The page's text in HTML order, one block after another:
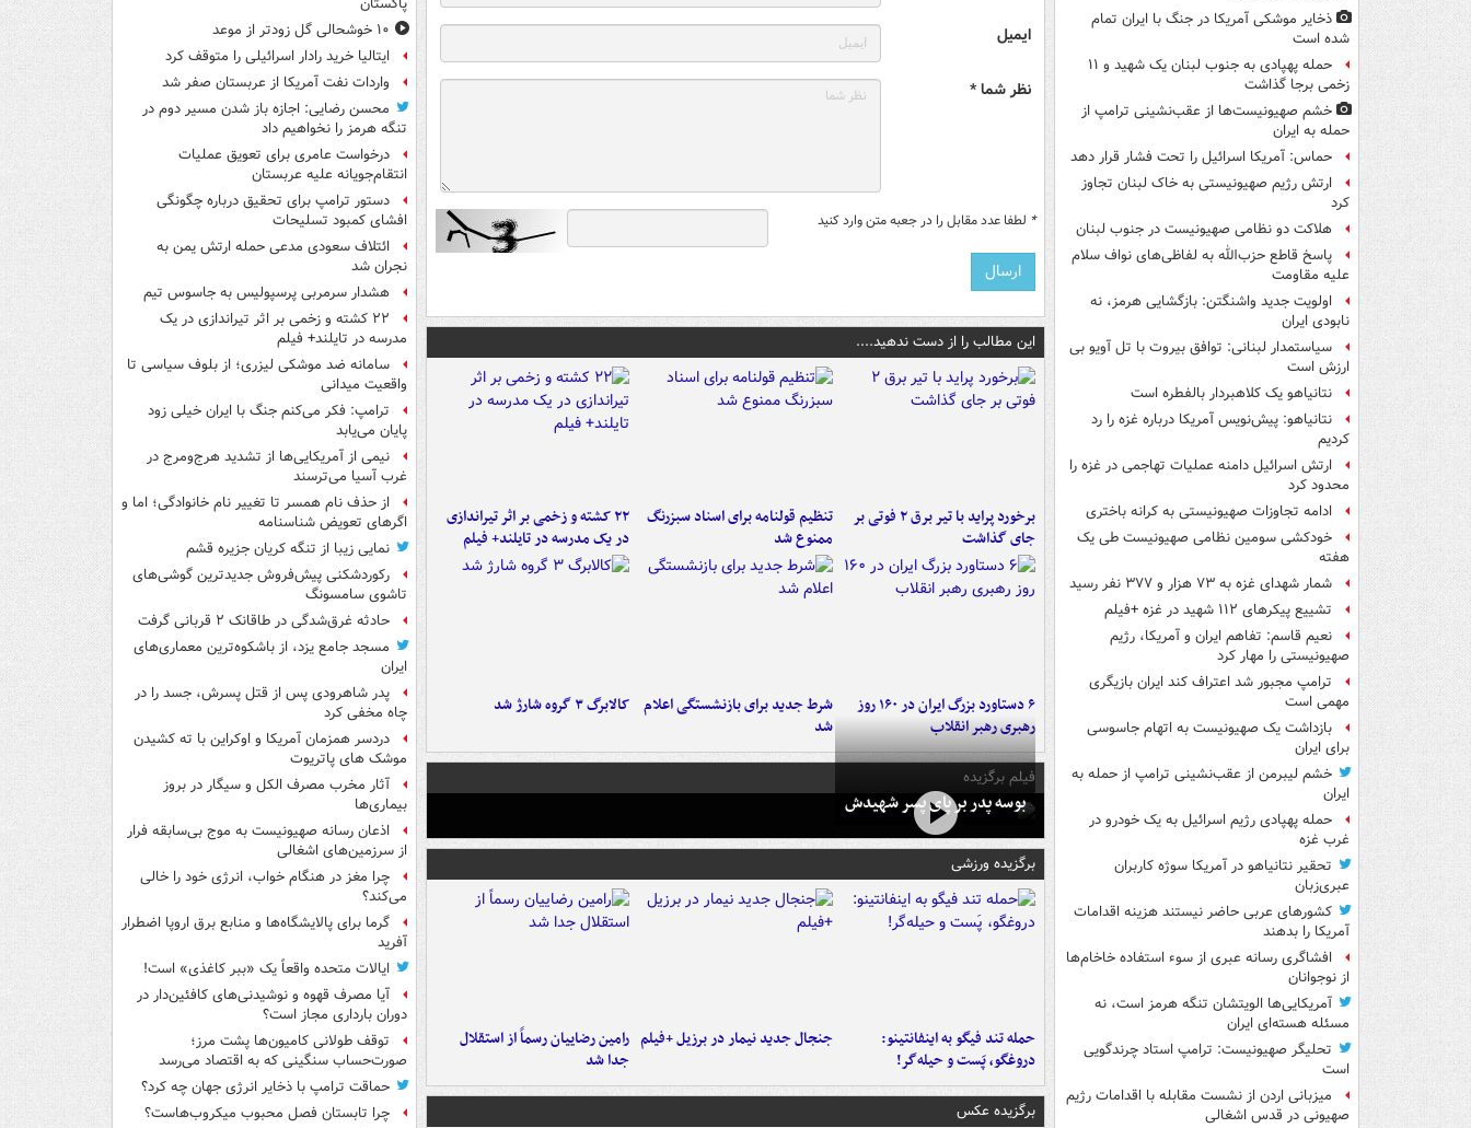
ذخایر موشکی آمریکا در جنگ با ایران تمام
شده است
حمله پهپادی به جنوب لبنان یک شهید و ۱۱
زخمی برجا گذاشت
خشم صهیونیست‌ها از عقب‌نشینی ترامپ از
حمله به ایران
حماس: آمریکا اسرائیل را تحت فشار قرار دهد
ارتش رژیم صهیونیستی به خاک لبنان تجاوز
کرد
هلاکت دو نظامی صهیونیست در جنوب لبنان
پاسخ قاطع حزب‌الله به لفاظی‌های نواف سلام
علیه مقاومت
اولویت جدید واشنگتن: بازگشایی هرمز، نه
نابودی ایران
سیاستمدار لبنانی: توافق بیروت با تل آویو بی
ارزش است
نتانیاهو یک کلاهبردار بالفطره است
نتانیاهو: پیش‌نویس آمریکا درباره غزه را رد
کردیم
ارتش اسرائیل دامنه عملیات تهاجمی در غزه را
محدود کرد
ادامه تجاوزات صهیونیستی به کرانه باختری
خودکشی سومین نظامی صهیونیست طی یک
هفته
شمار شهدای غزه به ۷۳ هزار و ۳۷۷ نفر رسید
تشییع پیکرهای ۱۱۲ شهید در غزه +فیلم
نعیم قاسم: تفاهم ایران و آمریکا، رژیم
صهیونیستی را مهار کرد
ترامپ مجبور شد اعتراف کند ایران بازیگری
مهمی است
بازداشت یک صهیونیست به اتهام جاسوسی
برای ایران
خشم لیبرمن از عقب‌نشینی ترامپ از حمله به
ایران
حمله پهپادی رژیم اسرائیل به یک خودرو در
غرب غزه
تحقیر نتانیاهو در آمریکا سوژه کاربران
عبری‌زبان
کشورهای عربی حاضر نیستند هزینه اقدامات
آمریکا را بدهند
افشاگری رسانه عبری از سوء استفاده خاخام‌ها
از نوجوانان
آمریکایی‌ها الویتشان تنگه هرمز است، نه
مسئله هسته‌ای ایران
تحلیگر صهیونیست: ترامپ استاد چرندگویی
است
میزبانی اردن از نشست مقابله با اقدامات رژیم
صهیونی در قدس اشغالی
ایمیل
نظر شما *
* لطفا عدد مقابل را در جعبه متن وارد کنید
این مطالب را از دست ندهید....
برخورد پراید با تیر برق ۲ فوتی بر
جای گذاشت
تنظیم قولنامه برای اسناد سبزرنگ
ممنوع شد
۲۲ کشته و زخمی بر اثر تیراندازی
در یک مدرسه در تایلند+ فیلم
۶ دستاورد بزرگ ایران در ۱۶۰ روز
رهبری رهبر انقلاب
شرط جدید برای بازنشستگی اعلام
شد
کالابرگ ۳ گروه شارژ شد
فیلم برگزیده
بوسه‌ پدر بر پای پسر شهیدش
برگزیده ورزشی
حمله تند فیگو به اینفانتینو:
دروغگو، پَست‌ و حیله‌گر!
جنجال جدید نیمار در برزیل +فیلم رامین رضاییان رسماً از استقلال
جدا شد
برگزیده عکس
پاکستان
۱۰ خوشحالی گل زودتر از موعد
ایتالیا خرید رادار اسرائیلی را متوقف کرد
واردات نفت آمریکا از عربستان صفر شد
محسن رضایی: اجازه باز شدن مسیر دوم در
تنگه هرمز را نخواهیم داد
درخواست عامری برای تعویق عملیات
انتقام‌جویانه علیه عربستان
دستور ترامپ برای تحقیق درباره چگونگی
افشای کمبود تسلیحات
ائتلاف سعودی مدعی حمله ارتش یمن به
نجران شد
هشدار سرمربی پرسپولیس به جاسوس تیم
۲۲ کشته و زخمی بر اثر تیراندازی در یک
مدرسه در تایلند+ فیلم
سامانه ضد موشکی لیزری؛ از بلوف سیاسی تا
واقعیت میدانی
ترامپ: فکر می‌کنم جنگ با ایران خیلی زود
پایان می‌یابد
نیمی از آمریکایی‌ها از تشدید هرج‌ومرج در
غرب آسیا می‌ترسند
از حذف نام همسر تا تغییر نام خانوادگی؛ اما و
اگرهای تعویض شناسنامه
نمایی زیبا از تنگه کریان جزیره قشم
رکوردشکنی پیش‌فروش جدیدترین گوشی‌های
تاشوی سامسونگ
حادثه غرق‌شدگی در طاقانک ۲ قربانی گرفت
مسجد جامع یزد، از باشکوه‌ترین معماری‌های
ایران
پدر شاهرودی پس از قتل پسرش، جسد را در
چاه مخفی کرد
دردسر همزمان آمریکا و اوکراین با ته کشیدن
موشک های پاتریوت
آثار مخرب مصرف الکل و سیگار در بروز
بیماری‌ها
اذعان رسانه صهیونیست به موج بی‌سابقه فرار
از سرزمین‌های اشغالی
چرا مغز در هنگام خواب، انرژی خود را خالی
می‌کند؟
گرما برای پالایشگاه‌ها و منابع برق اروپا اضطرار
آفرید
ایالات متحده واقعاً یک «ببر کاغذی» است!
آیا مصرف قهوه و نوشیدنی‌های کافئین‌دار در
دوران بارداری مجاز است؟
توقف طولانی کامیون‌ها پشت مرز؛
صورت‌حساب سنگینی که به اقتصاد می‌رسد
حماقت ترامپ با ذخایر انرژی جهان چه کرد؟
چرا تابستان فصل محبوب میکروب‌هاست؟